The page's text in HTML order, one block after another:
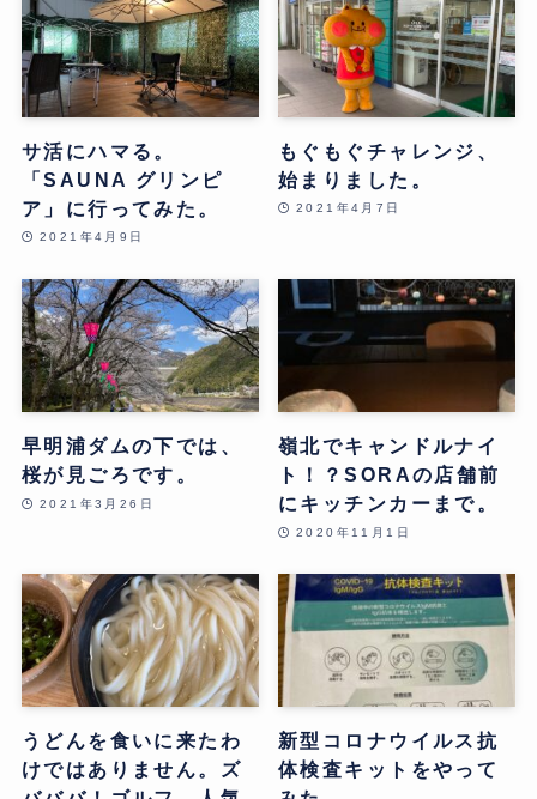
サ活にハマる。
「SAUNA グリンピ
ア」に行ってみた。
2021年4月9日
もぐもぐチャレンジ、
始まりました。
2021年4月7日
早明浦ダムの下では、
桜が見ごろです。
2021年3月26日
嶺北でキャンドルナイ
ト！？SORAの店舗前
にキッチンカーまで。
2020年11月1日
うどんを食いに来たわ
けではありません。ズ
新型コロナウイルス抗
体検査キットをやって